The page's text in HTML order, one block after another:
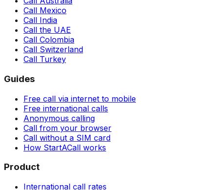
Call Mexico
Call India
Call the UAE
Call Colombia
Call Switzerland
Call Turkey
Guides
Free call via internet to mobile
Free international calls
Anonymous calling
Call from your browser
Call without a SIM card
How StartACall works
Product
International call rates